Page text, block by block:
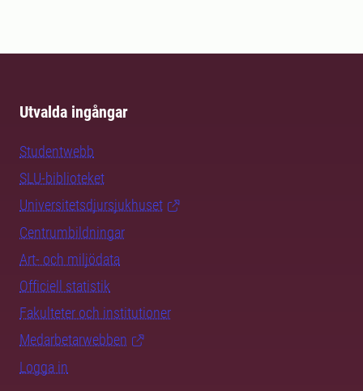
Utvalda ingångar
Studentwebb
SLU-biblioteket
Universitetsdjursjukhuset
Centrumbildningar
Art- och miljödata
Officiell statistik
Fakulteter och institutioner
Medarbetarwebben
Logga in